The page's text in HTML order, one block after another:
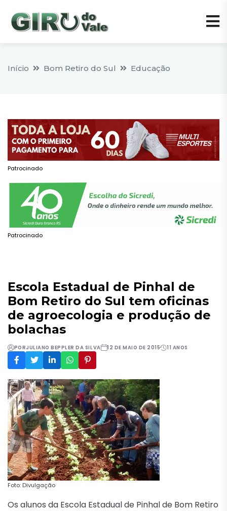
Início Bom Retiro do Sul Educação
Patrocinado
Patrocinado
Escola Estadual de Pinhal de
Bom Retiro do Sul tem oficinas
de agroecologia e produção de
bolachas
PORJULIANO BEPPLER DA SILVA 12 DE MAIO DE 2015 11 ANOS
Foto: Divulgação
Os alunos da Escola Estadual de Pinhal de Bom Retiro